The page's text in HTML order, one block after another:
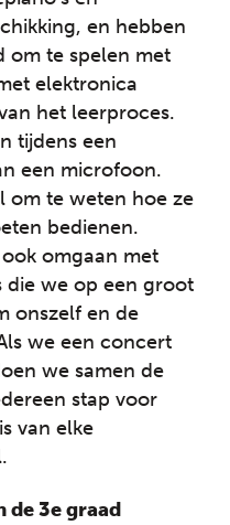
en hebben
om te spelen met
elektronica
het leerproces.
tijdens een
een microfoon.
om te weten hoe ze
bedienen.
omgaan met
die we op een groot
onszelf en de
we een concert
we samen de
stap voor
van elke
de 3e graad